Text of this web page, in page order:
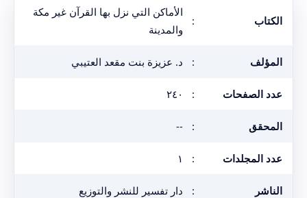
الكتاب :
الأماكن التي نزل بها القرآن غير مكة
والمدينة
المؤلف : د. عزيزة بنت مقعد العتيبي
عدد الصفحات : ٢٤٠
المحقق :
--
عدد المجلدات : ١
الناشر : دار تفسير للنشر والتوزيع